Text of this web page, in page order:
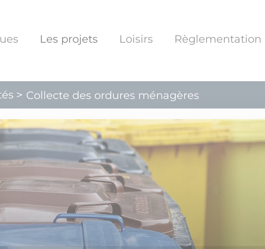
Les projets Loisirs Règlementation
Collecte des ordures ménagères